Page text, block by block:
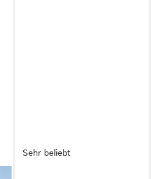
Sehr beliebt